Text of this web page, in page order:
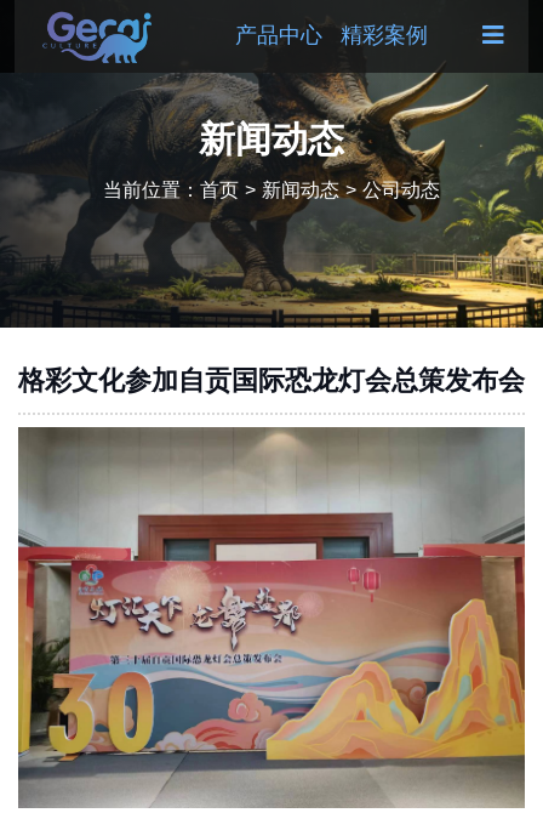
产品中心 精彩案例
新闻动态
当前位置： 首页 > 新闻动态 > 公司动态
格彩文化参加自贡国际恐龙灯会总策发布会